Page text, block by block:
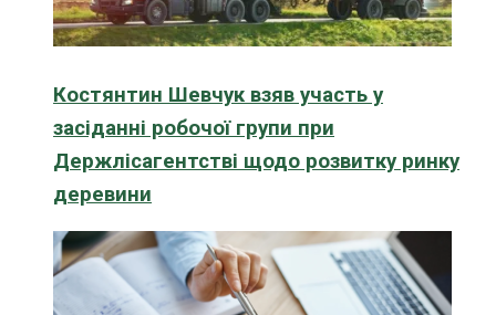
Костянтин Шевчук взяв участь у
засіданні робочої групи при
Держлісагентстві щодо розвитку ринку
деревини